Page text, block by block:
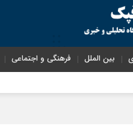
بین الملل فرهنگی و اجتماعی